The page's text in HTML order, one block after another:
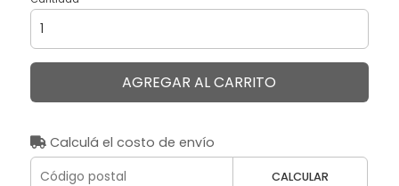
AGREGAR AL CARRITO
Calculá el costo de envío
CALCULAR